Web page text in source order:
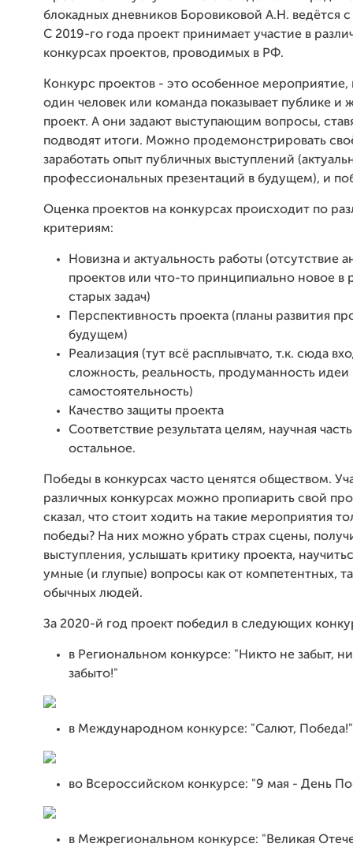
блокадных дневников Боровиковой А.Н. ведётся с
С 2019-го года проект принимает участие в
конкурсах проектов, проводимых в РФ.
Конкурс проектов - это особенное мероприятие,
один человек или команда показывает публике и
проект. А они задают выступающим вопросы,
подводят итоги. Можно продемонстрировать
заработать опыт публичных выступлений
профессиональных презентаций в будущем), и
Оценка проектов на конкурсах происходит по
критериям:
Новизна и актуальность работы (отсутствие
проектов или что-то принципиально новое в
старых задач)
Перспективность проекта (планы развития
будущем)
Реализация (тут всё расплывчато, т.к. сюда
сложность, реальность, продуманность идеи
самостоятельность)
Качество защиты проекта
Соответствие результата целям, научная
остальное.
Победы в конкурсах часто ценятся обществом.
различных конкурсах можно пропиарить свой
сказал, что стоит ходить на такие мероприятия
победы? На них можно убрать страх сцены,
выступления, услышать критику проекта,
умные (и глупые) вопросы как от компетентных,
обычных людей.
За 2020-й год проект победил в следующих
в Региональном конкурсе: "Никто не забыт,
забыто!"
в Международном конкурсе: "Салют, Победа!"
во Всероссийском конкурсе: "9 мая - День
в Межрегиональном конкурсе: "Великая